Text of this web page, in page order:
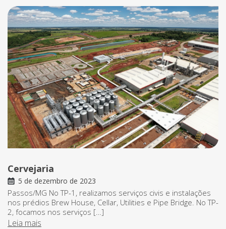
Cervejaria
5 de dezembro de 2023
Passos/MG No TP-1, realizamos serviços civis e instalações
nos prédios Brew House, Cellar, Utilities e Pipe Bridge. No TP-
2, focamos nos serviços […]
Leia mais